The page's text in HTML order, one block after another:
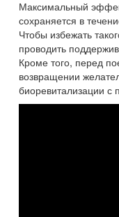
Максимальный
сохраняется в
Чтобы избежать
проводить
Кроме того, перед
возвращении
биоревитализации с